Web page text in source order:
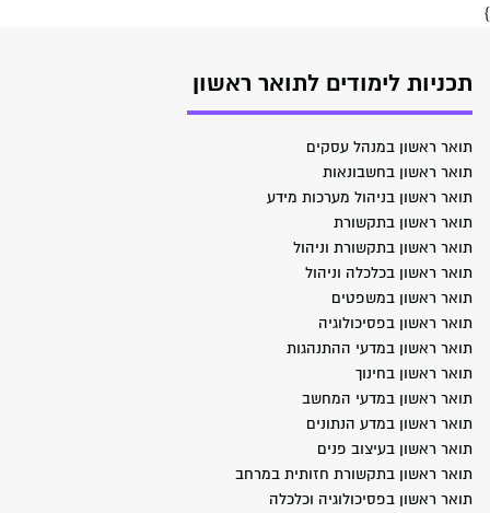
}
תכניות לימודים לתואר ראשון
תואר ראשון במנהל עסקים
תואר ראשון בחשבונאות
תואר ראשון בניהול מערכות מידע
תואר ראשון בתקשורת
תואר ראשון בתקשורת וניהול
תואר ראשון בכלכלה וניהול
תואר ראשון במשפטים
תואר ראשון בפסיכולוגיה
תואר ראשון במדעי ההתנהגות
תואר ראשון בחינוך
תואר ראשון במדעי המחשב
תואר ראשון במדע הנתונים
תואר ראשון בעיצוב פנים
תואר ראשון בתקשורת חזותית במרחב
תואר ראשון בפסיכולוגיה וכלכלה